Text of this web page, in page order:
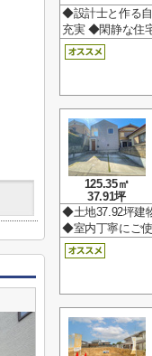
◆設計士と作る
充実 ◆閑静な住
125.35㎡
37.91坪
◆土地37.92坪建
◆室内丁寧にご